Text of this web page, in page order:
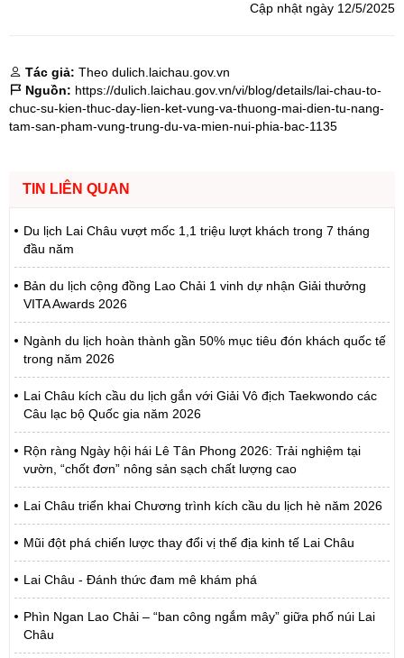
Cập nhật ngày 12/5/2025
Tác giả: Theo dulich.laichau.gov.vn
Nguồn: https://dulich.laichau.gov.vn/vi/blog/details/lai-chau-to-
chuc-su-kien-thuc-day-lien-ket-vung-va-thuong-mai-dien-tu-nang-
tam-san-pham-vung-trung-du-va-mien-nui-phia-bac-1135
TIN LIÊN QUAN
Du lịch Lai Châu vượt mốc 1,1 triệu lượt khách trong 7 tháng
đầu năm
Bản du lịch cộng đồng Lao Chải 1 vinh dự nhận Giải thưởng
VITA Awards 2026
Ngành du lịch hoàn thành gần 50% mục tiêu đón khách quốc tế
trong năm 2026
Lai Châu kích cầu du lịch gắn với Giải Vô địch Taekwondo các
Câu lạc bộ Quốc gia năm 2026
Rộn ràng Ngày hội hái Lê Tân Phong 2026: Trải nghiệm tại
vườn, “chốt đơn” nông sản sạch chất lượng cao
Lai Châu triển khai Chương trình kích cầu du lịch hè năm 2026
Mũi đột phá chiến lược thay đổi vị thế địa kinh tế Lai Châu
Lai Châu - Đánh thức đam mê khám phá
Phìn Ngan Lao Chải – “ban công ngắm mây” giữa phố núi Lai
Châu